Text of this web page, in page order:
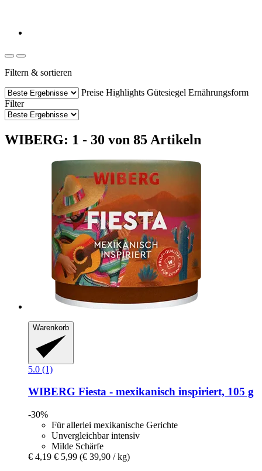
Filtern & sortieren
Preise Highlights Gütesiegel Ernährungsform
Filter
WIBERG: 1 - 30 von 85 Artikeln
Warenkorb
5.0 (1)
WIBERG Fiesta -​ mexikanisch inspiriert, 105 g
-30%
Für allerlei mexikanische Gerichte
Unvergleichbar intensiv
Milde Schärfe
€ 4,19 € 5,99 (€ 39,90 / kg)